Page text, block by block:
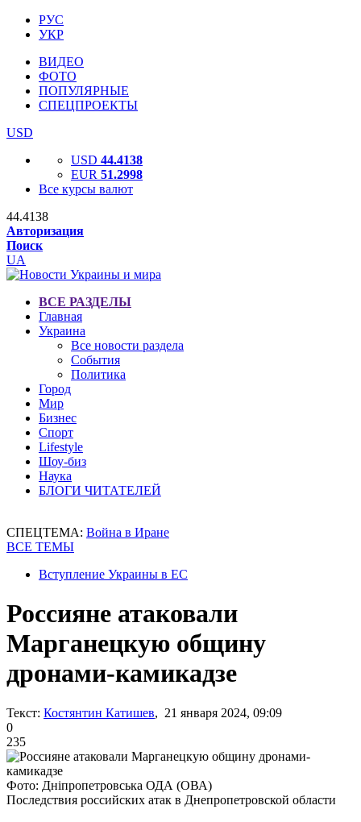
РУС
УКР
ВИДЕО
ФОТО
ПОПУЛЯРНЫЕ
СПЕЦПРОЕКТЫ
USD
USD 44.4138
EUR 51.2998
Все курсы валют
44.4138
Авторизация
Поиск
UA
ВСЕ РАЗДЕЛЫ
Главная
Украина
Все новости раздела
События
Политика
Город
Мир
Бизнес
Спорт
Lifestyle
Шоу-биз
Наука
БЛОГИ ЧИТАТЕЛЕЙ
СПЕЦТЕМА: Война в Иране
ВСЕ ТЕМЫ
Вступление Украины в ЕС
Россияне атаковали
Марганецкую общину
дронами-камикадзе
Текст: Костянтин Катишев, 21 января 2024, 09:09
0
235
Фото: Дніпропетровська ОДА (ОВА)
Последствия российских атак в Днепропетровской области